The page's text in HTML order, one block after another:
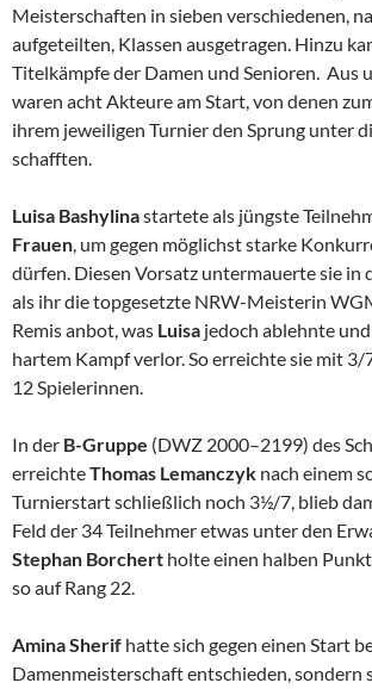
Meisterschaften in sieben verschiedenen,
aufgeteilten, Klassen ausgetragen. Hinzu
Titelkämpfe der Damen und Senioren. Aus
waren acht Akteure am Start, von denen
ihrem jeweiligen Turnier den Sprung unter
schafften.
Luisa Bashylinastartete als jüngste
Frauen, um gegen möglichst starke
dürfen. Diesen Vorsatz untermauerte sie in
als ihr die topgesetzte NRW-Meisterin
Remis anbot, was Luisa jedoch ablehnte
hartem Kampf verlor. So erreichte sie mit 3/
12 Spielerinnen.
In der B-Gruppe (DWZ 2000–2199) des
erreichteThomas Lemanczyk nach einem
Turnierstart schließlich noch 3½/7, blieb
Feld der 34 Teilnehmer etwas unter den
Stephan Borchert holte einen halben
so auf Rang 22.
Amina Sherif hatte sich gegen einen Start
Damenmeisterschaft entschieden, sondern